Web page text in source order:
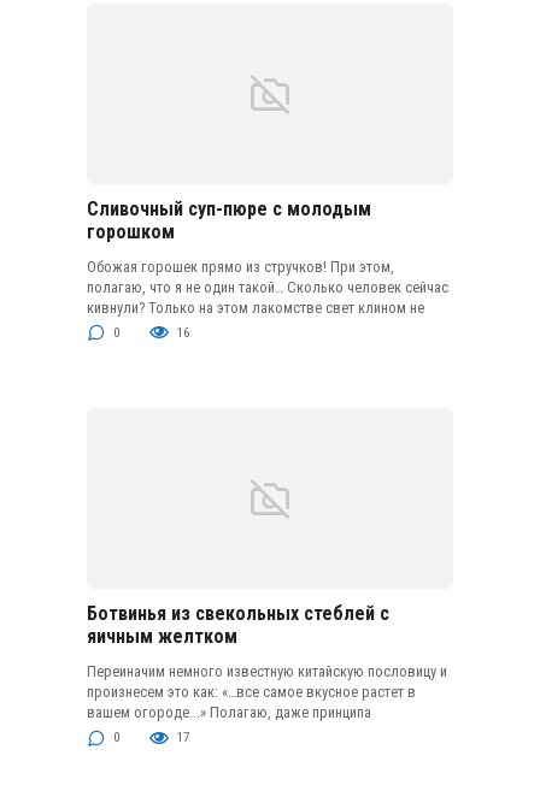
Сливочный суп-пюре с молодым
горошком
Обожая горошек прямо из стручков! При этом,
полагаю, что я не один такой… Сколько человек сейчас
кивнули? Только на этом лакомстве свет клином не
0 16
Ботвинья из свекольных стеблей с
яичным желтком
Переиначим немного известную китайскую пословицу и
произнесем это как: «…все самое вкусное растет в
вашем огороде...» Полагаю, даже принципа
0 17